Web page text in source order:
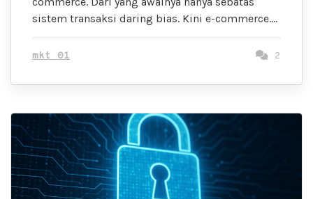
sistem transaksi daring bias. Kini e-commerce….
mkt 01 2